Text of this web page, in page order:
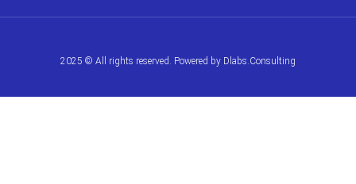
2025 © All rights reserved. Powered by Dlabs.Consulting